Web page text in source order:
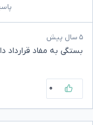
۵ سال پیش
بستگی به مفاد قرارداد
۰